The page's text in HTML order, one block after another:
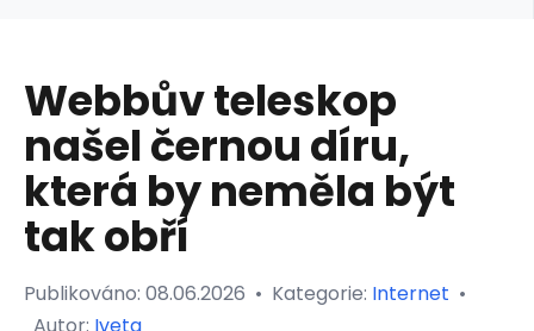
Webbův teleskop
našel černou díru,
která by neměla být
tak obří
Publikováno: 08.06.2026 • Kategorie: Internet •